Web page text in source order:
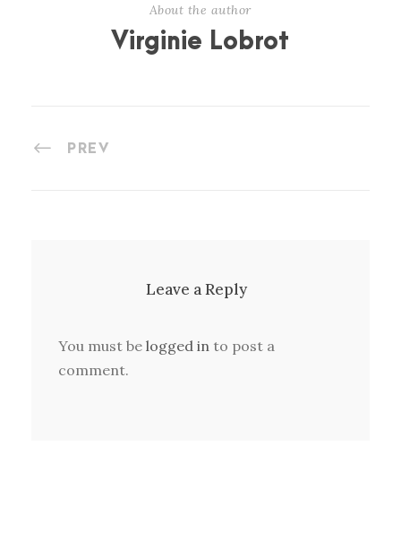
About the author
Virginie Lobrot
PREV
Leave a Reply
You must be logged in to post a
comment.